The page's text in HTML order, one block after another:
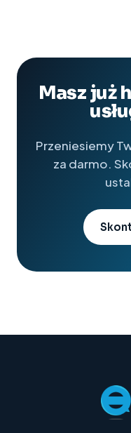
Masz już
Przeniesiemy
za darmo.